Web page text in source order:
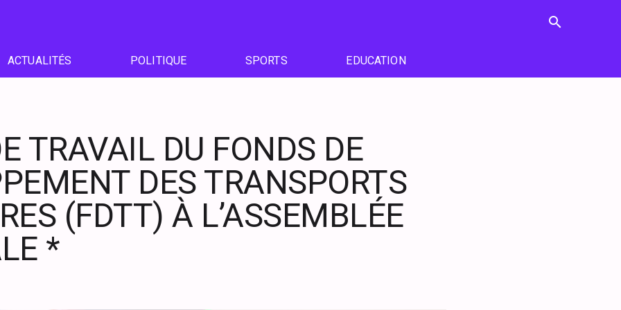
search
ACTUALITÉS POLITIQUE SPORTS EDUCATION
TRAVAIL DU FONDS DE
DES TRANSPORTS
(FDTT) À L’ASSEMBLÉE
*